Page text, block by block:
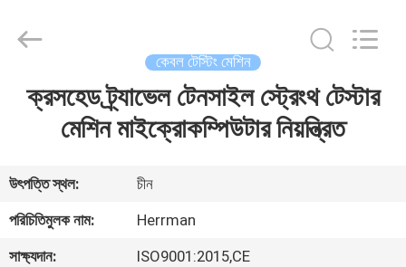
বাড়ি
আমাদের
সম্পর্কে
Rights
Reserved.
কেবল টেস্টিং মেশিন
ক্রসহেড ট্র্যাভেল টেনসাইল স্ট্রেংথ টেস্টার
মেশিন মাইক্রোকম্পিউটার নিয়ন্ত্রিত
উৎপত্তি স্থল:
চীন
পরিচিতিমুলক নাম:
Herrman
সাক্ষ্যদান:
ISO9001:2015,CE